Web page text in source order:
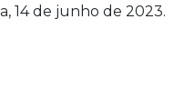
14 de junho de 2023.